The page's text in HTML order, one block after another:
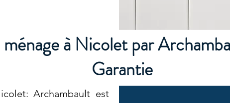
à Nicolet par
Garantie
Archambault est